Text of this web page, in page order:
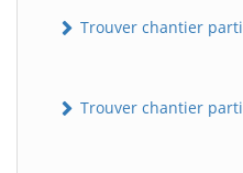
Trouver chantier
Trouver chantier